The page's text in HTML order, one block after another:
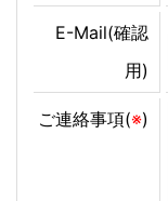
E-Mail(確認
用)
ご連絡事項(※)